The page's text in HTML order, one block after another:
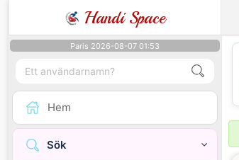
Handi Space
Paris 2026-08-07 01:53
Hem
Sök